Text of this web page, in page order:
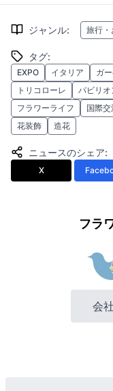
ジャンル: 旅行・
タグ:
EXPO イタリア ガ
トリコローレ
パビリオ
フラワーライフ
国際交
花装飾
造花
ニュースのシェア:
X
フラ
会